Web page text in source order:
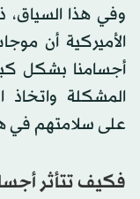
وفي هذا
الأميركية أن
أجسامنا بشكل
المشكلة واتخاذ
على سلامتهم في
فكيف تتأثر